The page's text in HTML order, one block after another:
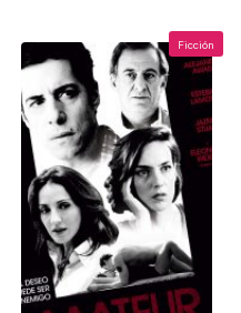
Ficción